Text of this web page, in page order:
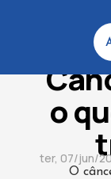
o
ter, 07/jun/
O